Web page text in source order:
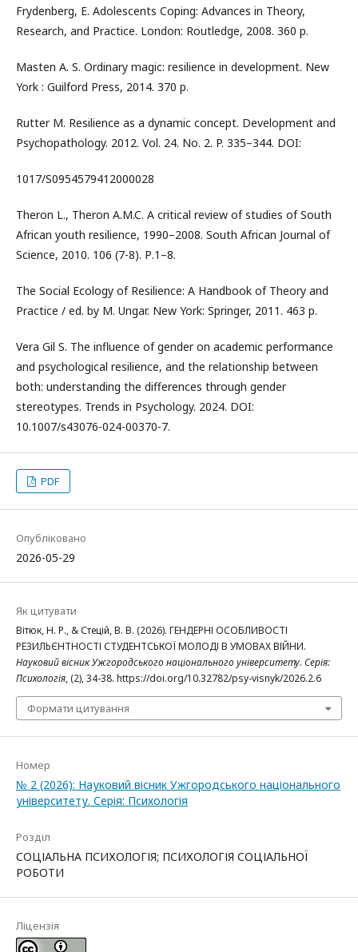
Frydenberg, E. Adolescents Coping: Advances in Theory,
Research, and Practice. London: Routledge, 2008. 360 р.
Masten A. S. Ordinary magic: resilience in development. New
York : Guilford Press, 2014. 370 p.
Rutter M. Resilience as a dynamic concept. Development and
Psychopathology. 2012. Vol. 24. No. 2. P. 335–344. DOI:
1017/S0954579412000028
Theron L., Theron A.M.C. A critical review of studies of South
African youth resilience, 1990–2008. South African Journal of
Science, 2010. 106 (7-8). Р.1–8.
The Social Ecology of Resilience: A Handbook of Theory and
Practice / ed. by M. Ungar. New York: Springer, 2011. 463 p.
Vera Gil S. The influence of gender on academic performance
and psychological resilience, and the relationship between
both: understanding the differences through gender
stereotypes. Trends in Psychology. 2024. DOI:
10.1007/s43076-024-00370-7.
PDF
Опубліковано
2026-05-29
Як цитувати
Вітюк, Н. Р., & Стецій, В. В. (2026). ГЕНДЕРНІ ОСОБЛИВОСТІ
РЕЗИЛЬЄНТНОСТІ СТУДЕНТСЬКОЇ МОЛОДІ В УМОВАХ ВІЙНИ.
Науковий вісник Ужгородського національного університету. Серія:
Психологія, (2), 34-38. https://doi.org/10.32782/psy-visnyk/2026.2.6
Формати цитування
Номер
№ 2 (2026): Науковий вісник Ужгородського національного
університету. Серія: Психологія
Розділ
СОЦІАЛЬНА ПСИХОЛОГІЯ; ПСИХОЛОГІЯ СОЦІАЛЬНОЇ
РОБОТИ
Ліцензія